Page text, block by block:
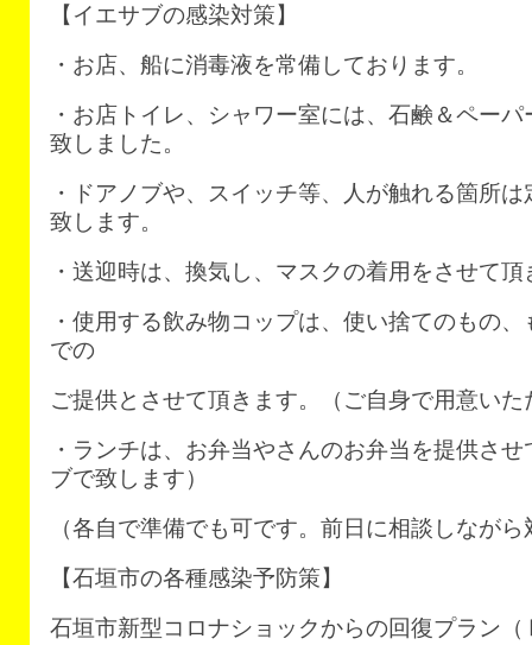
【イエサブの感染対策】
・お店、船に消毒液を常備しております。
・お店トイレ、シャワー室には、石鹸＆ペー
致しました。
・ドアノブや、スイッチ等、人が触れる箇所
致します。
・送迎時は、換気し、マスクの着用をさせて頂
・使用する飲み物コップは、使い捨てのもの
での
ご提供とさせて頂きます。（ご自身で用意い
・ランチは、お弁当やさんのお弁当を提供さ
ブで致します）
（各自で準備でも可です。前日に相談しなが
【石垣市の各種感染予防策】
石垣市新型コロナショックからの回復プラン